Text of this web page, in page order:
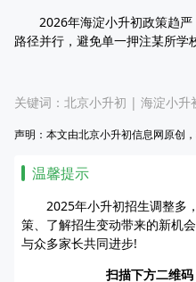
2026年海淀小升初政策趋
路径并行，避免单一押注某所学
关键词： 北京小升初 | 海淀小升
声明：本文由北京小升初信息网原创
温馨提示
2025年小升初招生调整多
策、了解招生变动带来的新机
与众多家长共同进步!
扫描下方二维